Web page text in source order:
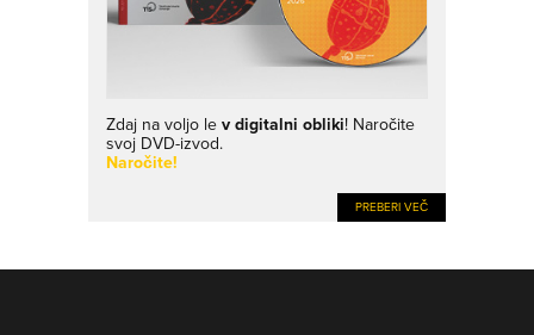
Zdaj na voljo lev digitalni obliki! Naročite
svoj DVD-izvod.
Naročite!
PREBERI VEČ